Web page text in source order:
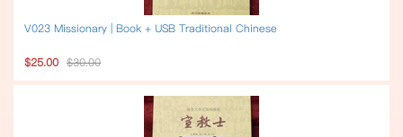
V023 Missionary | Book + USB Traditional Chinese
$25.00 $30.00